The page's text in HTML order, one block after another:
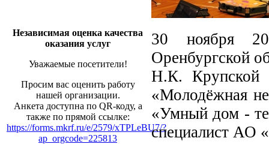
Независимая оценка качества
оказания услуг
Уважаемые посетители!
Просим вас оценить работу
нашей организации.
Анкета доступна по QR-коду, а
также по прямой ссылке:
https://forms.mkrf.ru/e/2579/xTPLeBU7/?
ap_orgcode=225813
30 ноября
Оренбургской
Н.К. Крупской
«Молодёжная
«Умный дом -
специалист